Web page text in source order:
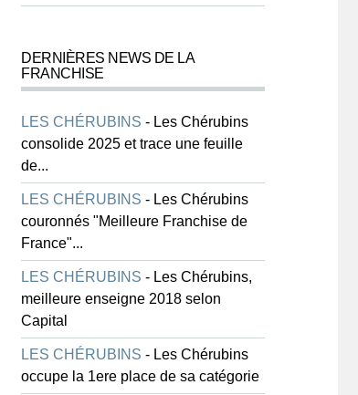
DERNIÈRES NEWS DE LA
FRANCHISE
LES CHÉRUBINS - Les Chérubins
consolide 2025 et trace une feuille
de...
LES CHÉRUBINS - Les Chérubins
couronnés "Meilleure Franchise de
France"...
LES CHÉRUBINS - Les Chérubins,
meilleure enseigne 2018 selon
Capital
LES CHÉRUBINS - Les Chérubins
occupe la 1ere place de sa catégorie